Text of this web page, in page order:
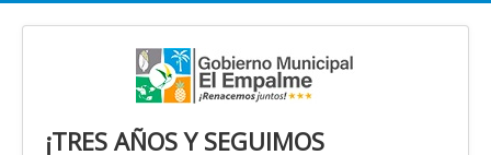
¡TRES AÑOS Y SEGUIMOS